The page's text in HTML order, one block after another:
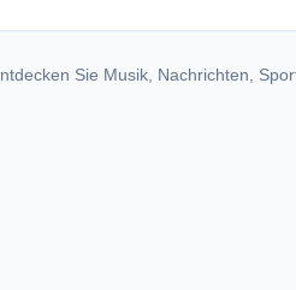
Sie Musik, Nachrichten,